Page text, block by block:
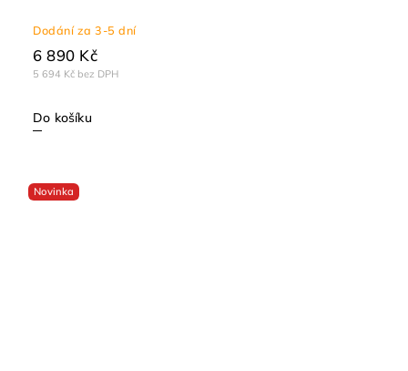
Dodání za 3-5 dní
5 694 Kč bez DPH
6 890 Kč
Do košíku
Novinka